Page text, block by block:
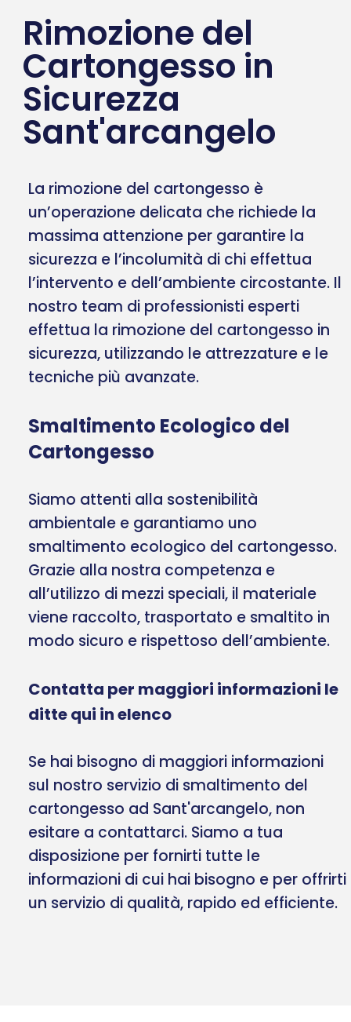
Rimozione del
Cartongesso in
Sicurezza
Sant'arcangelo
La rimozione del cartongesso è
un’operazione delicata che richiede la
massima attenzione per garantire la
sicurezza e l’incolumità di chi effettua
l’intervento e dell’ambiente circostante. Il
nostro team di professionisti esperti
effettua la rimozione del cartongesso in
sicurezza, utilizzando le attrezzature e le
tecniche più avanzate.
Smaltimento Ecologico del
Cartongesso
Siamo attenti alla sostenibilità
ambientale e garantiamo uno
smaltimento ecologico del cartongesso.
Grazie alla nostra competenza e
all’utilizzo di mezzi speciali, il materiale
viene raccolto, trasportato e smaltito in
modo sicuro e rispettoso dell’ambiente.
Contatta per maggiori informazioni le
ditte qui in elenco
Se hai bisogno di maggiori informazioni
sul nostro servizio di smaltimento del
cartongesso ad Sant'arcangelo, non
esitare a contattarci. Siamo a tua
disposizione per fornirti tutte le
informazioni di cui hai bisogno e per offrirti
un servizio di qualità, rapido ed efficiente.